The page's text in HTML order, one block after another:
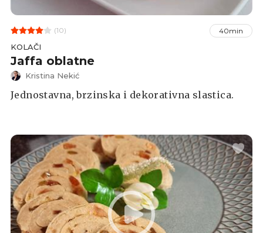
(10) 40min
KOLAČI
Jaffa oblatne
Kristina Nekić
Jednostavna, brzinska i dekorativna slastica.